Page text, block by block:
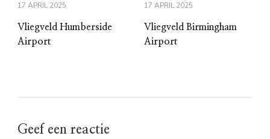
17 APRIL 2025
Vliegveld Humberside
Airport
17 APRIL 2025
Vliegveld Birmingham
Airport
Geef een reactie